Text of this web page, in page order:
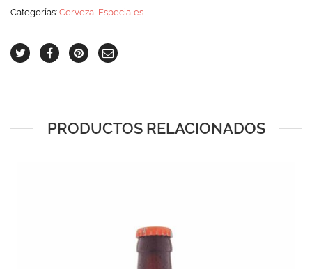
Categorías: Cerveza Especiales
PRODUCTOS RELACIONADOS